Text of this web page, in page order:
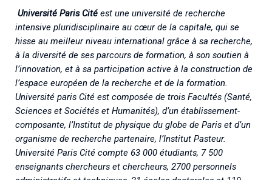
Université Paris Cité est une université de recherche
intensive pluridisciplinaire au cœur de la capitale, qui se
hisse au meilleur niveau international grâce à sa recherche,
à la diversité de ses parcours de formation, à son soutien à
l’innovation, et à sa participation active à la construction de
l’espace européen de la recherche et de la formation.
Université paris Cité est composée de trois Facultés (Santé,
Sciences et Sociétés et Humanités), d’un établissement-
composante, l’Institut de physique du globe de Paris et d’un
organisme de recherche partenaire, l’Institut Pasteur.
Université Paris Cité compte 63 000 étudiants, 7 500
enseignants chercheurs et chercheurs, 2700 personnels